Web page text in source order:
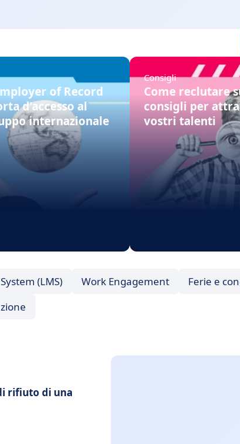
of Record
d'accesso al
internazionale
Consigli
Come reclutare
consigli per
vostri talenti
(LMS) Work Engagement
Ferie e
rifiuto di una